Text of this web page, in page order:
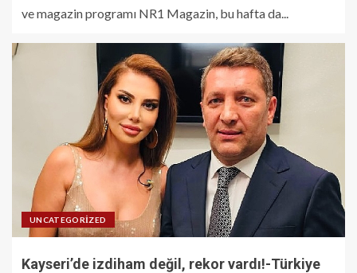
ve magazin programı NR1 Magazin, bu hafta da...
UNCATEGORIZED
Kayseri’de izdiham değil, rekor vardı!-Türkiye